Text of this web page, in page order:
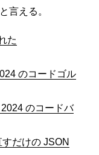
言える。
た
のコードゴル
のコードバ
だけの JSON